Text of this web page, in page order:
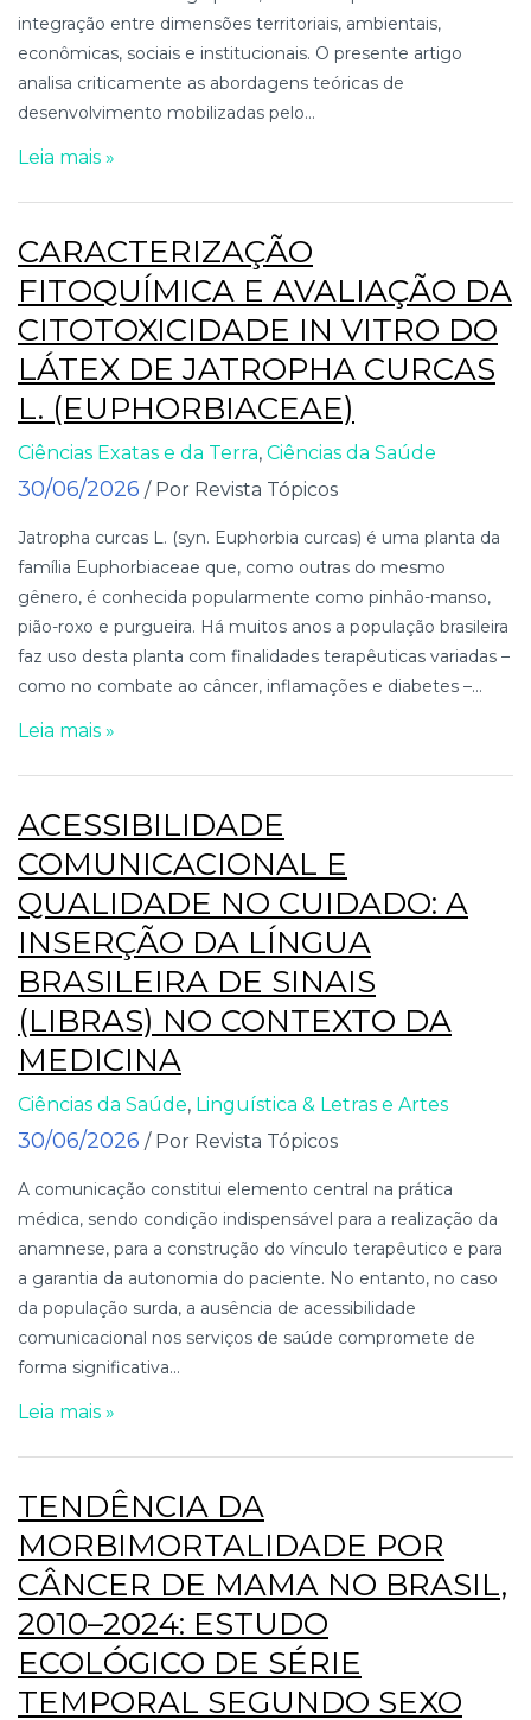
integração entre dimensões territoriais, ambientais,
econômicas, sociais e institucionais. O presente artigo
analisa criticamente as abordagens teóricas de
desenvolvimento mobilizadas pelo...
Leia mais »
CARACTERIZAÇÃO
FITOQUÍMICA E AVALIAÇÃO DA
CITOTOXICIDADE IN VITRO DO
LÁTEX DE JATROPHA CURCAS
L. (EUPHORBIACEAE)
Ciências Exatas e da Terra, Ciências da Saúde
30/06/2026 / Por Revista Tópicos
Jatropha curcas L. (syn. Euphorbia curcas) é uma planta da
família Euphorbiaceae que, como outras do mesmo
gênero, é conhecida popularmente como pinhão-manso,
pião-roxo e purgueira. Há muitos anos a população brasileira
faz uso desta planta com finalidades terapêuticas variadas –
como no combate ao câncer, inflamações e diabetes –...
Leia mais »
ACESSIBILIDADE
COMUNICACIONAL E
QUALIDADE NO CUIDADO: A
INSERÇÃO DA LÍNGUA
BRASILEIRA DE SINAIS
(LIBRAS) NO CONTEXTO DA
MEDICINA
Ciências da Saúde, Linguística & Letras e Artes
30/06/2026 / Por Revista Tópicos
A comunicação constitui elemento central na prática
médica, sendo condição indispensável para a realização da
anamnese, para a construção do vínculo terapêutico e para
a garantia da autonomia do paciente. No entanto, no caso
da população surda, a ausência de acessibilidade
comunicacional nos serviços de saúde compromete de
forma significativa...
Leia mais »
TENDÊNCIA DA
MORBIMORTALIDADE POR
CÂNCER DE MAMA NO BRASIL,
2010–2024: ESTUDO
ECOLÓGICO DE SÉRIE
TEMPORAL SEGUNDO SEXO